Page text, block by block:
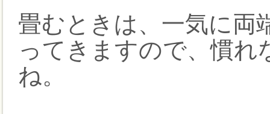
畳むときは、一気に両
ってきますので、慣れ
ね。